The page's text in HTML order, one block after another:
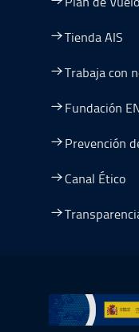
Tienda AIS
Trabaja con
Fundación
Prevención
Canal Ético
Ir a Plan de